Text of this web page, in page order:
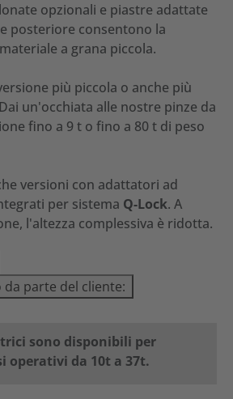
opzionali e piastre adattate
posteriore consentono la
a grana piccola.
più piccola o anche più
un'occhiata alle nostre pinze da
fino a 9 t o fino a 80 t di peso
versioni con adattatori ad
per sistema Q-Lock. A
l'altezza complessiva è ridotta.
parte del cliente:
sono disponibili per
operativi da 10t a 37t.